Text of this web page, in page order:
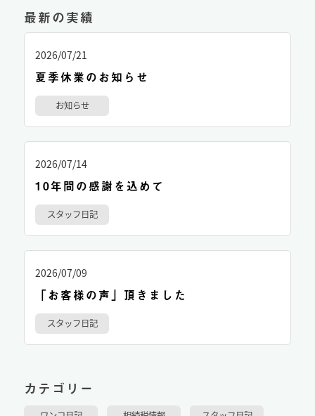
最新の実績
2026/07/21
夏季休業のお知らせ
お知らせ
2026/07/14
10年間の感謝を込めて
スタッフ日記
2026/07/09
「お客様の声」頂きました
スタッフ日記
カテゴリー